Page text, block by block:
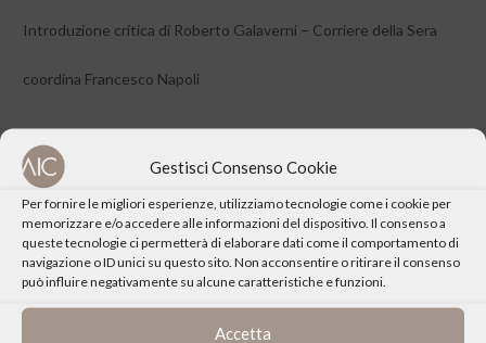
Gestisci Consenso Cookie
Per fornire le migliori esperienze, utilizziamo tecnologie come i cookie per
memorizzare e/o accedere alle informazioni del dispositivo. Il consenso a
queste tecnologie ci permetterà di elaborare dati come il comportamento di
navigazione o ID unici su questo sito. Non acconsentire o ritirare il consenso
può influire negativamente su alcune caratteristiche e funzioni.
Accetta
Introduzione critica di Roberto Galaverni – Corriere della Sera
coordina Francesco Napoli
CONDIVIDI QUESTO EVENTO